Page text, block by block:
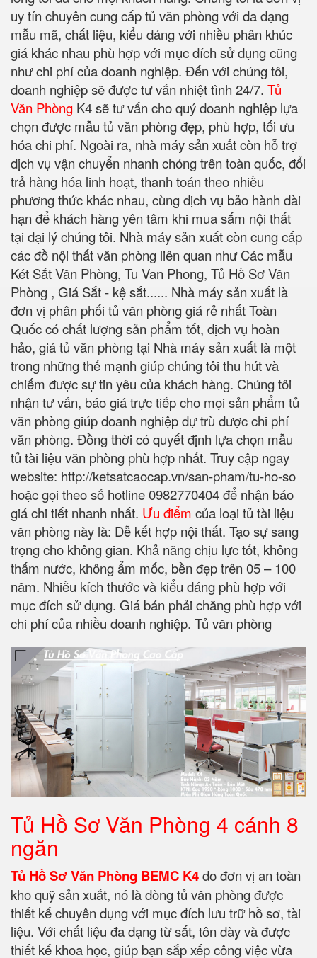
uy tín chuyên cung cấp tủ văn phòng với đa dạng
mẫu mã, chất liệu, kiểu dáng với nhiều phân khúc
giá khác nhau phù hợp với mục đích sử dụng cũng
như chi phí của doanh nghiệp. Đến với chúng tôi,
doanh nghiệp sẽ được tư vấn nhiệt tình 24/7. Tủ
Văn Phòng K4 sẽ tư vấn cho quý doanh nghiệp lựa
chọn được mẫu tủ văn phòng đẹp, phù hợp, tối ưu
hóa chi phí. Ngoài ra, nhà máy sản xuất còn hỗ trợ
dịch vụ vận chuyển nhanh chóng trên toàn quốc, đổi
trả hàng hóa linh hoạt, thanh toán theo nhiều
phương thức khác nhau, cùng dịch vụ bảo hành dài
hạn để khách hàng yên tâm khi mua sắm nội thất
tại đại lý chúng tôi. Nhà máy sản xuất còn cung cấp
các đồ nội thất văn phòng liên quan như Các mẫu
Két Sắt Văn Phòng, Tu Van Phong, Tủ Hồ Sơ Văn
Phòng , Giá Sắt - kệ sắt...... Nhà máy sản xuất là
đơn vị phân phối tủ văn phòng giá rẻ nhất Toàn
Quốc có chất lượng sản phẩm tốt, dịch vụ hoàn
hảo, giá tủ văn phòng tại Nhà máy sản xuất là một
trong những thế mạnh giúp chúng tôi thu hút và
chiếm được sự tin yêu của khách hàng. Chúng tôi
nhận tư vấn, báo giá trực tiếp cho mọi sản phẩm tủ
văn phòng giúp doanh nghiệp dự trù được chi phí
văn phòng. Đồng thời có quyết định lựa chọn mẫu
tủ tài liệu văn phòng phù hợp nhất. Truy cập ngay
website: http://ketsatcaocap.vn/san-pham/tu-ho-so
hoặc gọi theo số hotline 0982770404 để nhận báo
giá chi tiết nhanh nhất. Ưu điểm của loại tủ tài liệu
văn phòng này là: Dễ kết hợp nội thất. Tạo sự sang
trọng cho không gian. Khả năng chịu lực tốt, không
thấm nước, không ẩm mốc, bền đẹp trên 05 – 100
năm. Nhiều kích thước và kiểu dáng phù hợp với
mục đích sử dụng. Giá bán phải chăng phù hợp với
chi phí của nhiều doanh nghiệp. Tủ văn phòng
Tủ Hồ Sơ Văn Phòng 4 cánh 8
ngăn
Tủ Hồ Sơ Văn Phòng BEMC K4do đơn vị an toàn
kho quỹ sản xuất, nó là dòng tủ văn phòng được
thiết kế chuyên dụng với mục đích lưu trữ hồ sơ, tài
liệu. Với chất liệu đa dạng từ sắt, tôn dày và được
thiết kế khoa học, giúp bạn sắp xếp công việc vừa